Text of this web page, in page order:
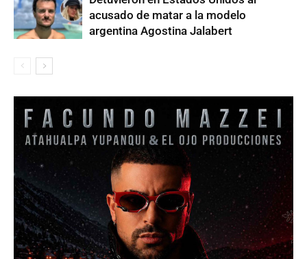
acusado de matar a la modelo
argentina Agostina Jalabert